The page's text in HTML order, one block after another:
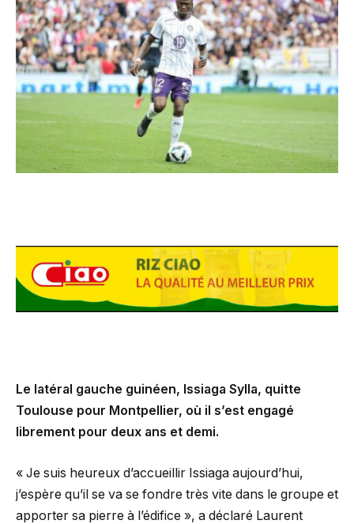
Le latéral gauche guinéen, Issiaga Sylla, quitte
Toulouse pour Montpellier, où il s’est engagé
librement pour deux ans et demi.
« Je suis heureux d’accueillir Issiaga aujourd’hui,
j’espère qu’il se va se fondre très vite dans le groupe et
apporter sa pierre à l’édifice », a déclaré Laurent